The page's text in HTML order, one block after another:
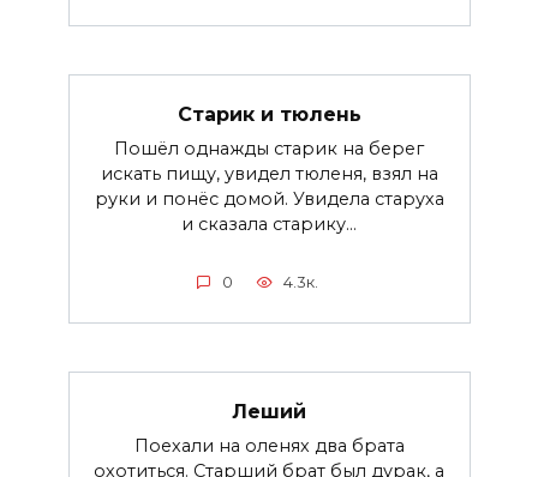
Старик и тюлень
Пошёл однажды старик на берег
искать пищу, увидел тюленя, взял на
руки и понёс домой. Увидела старуха
и сказала старику...
0 4.3к.
Леший
Поехали на оленях два брата
охотиться. Старший брат был дурак, а